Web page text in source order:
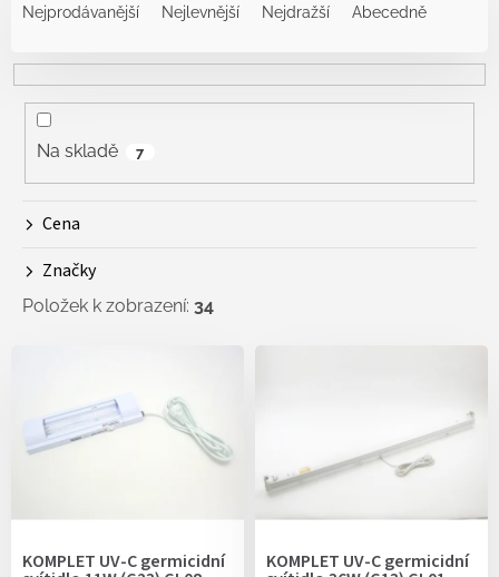
e
n
Nejprodávanější Nejlevnější Nejdražší Abecedně
Na skladě 7
Cena
Značky
Položek k zobrazení: 34
o
KOMPLET UV-C germicidní KOMPLET UV-C germicidní